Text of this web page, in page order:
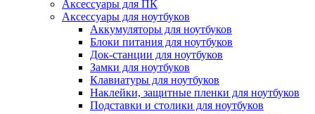
Аксессуары для ПК
Аксессуары для ноутбуков
Аккумуляторы для ноутбуков
Блоки питания для ноутбуков
Док-станции для ноутбуков
Замки для ноутбуков
Клавиатуры для ноутбуков
Наклейки, защитные пленки для ноутбуков
Подставки и столики для ноутбуков